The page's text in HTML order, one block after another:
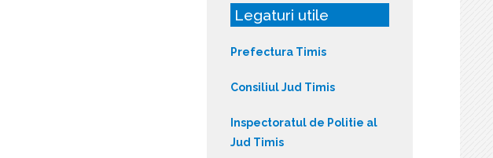
Legaturi utile
Prefectura Timis
Consiliul Jud Timis
Inspectoratul de Politie al
Jud Timis